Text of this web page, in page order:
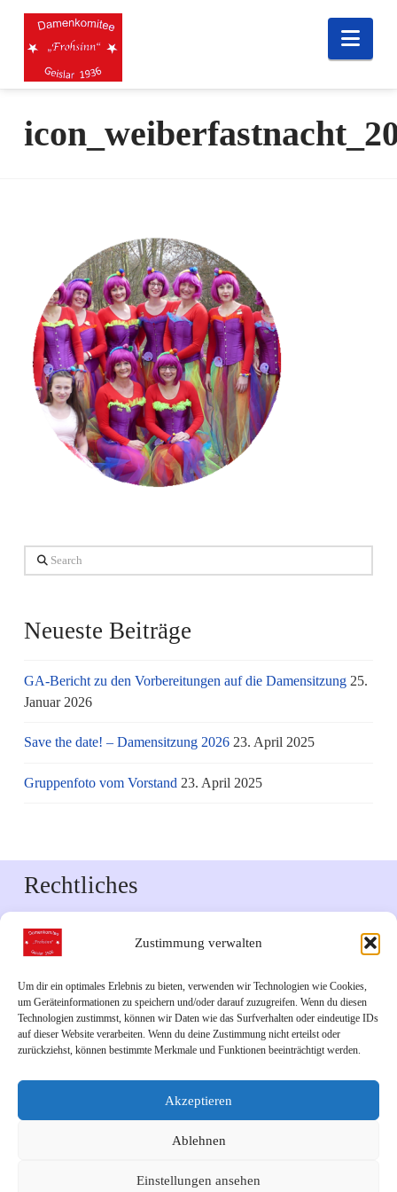
Zustimmung verwalten
Um dir ein optimales Erlebnis zu bieten, verwenden wir Technologien wie Cookies,
um Geräteinformationen zu speichern und/oder darauf zuzugreifen. Wenn du diesen
Technologien zustimmst, können wir Daten wie das Surfverhalten oder eindeutige IDs
auf dieser Website verarbeiten. Wenn du deine Zustimmung nicht erteilst oder
zurückziehst, können bestimmte Merkmale und Funktionen beeinträchtigt werden.
Akzeptieren
Ablehnen
Einstellungen ansehen
Search
Neueste Beiträge
GA-Bericht zu den Vorbereitungen auf die Damensitzung 25.
Januar 2026
Save the date! – Damensitzung 2026 23. April 2025
Gruppenfoto vom Vorstand 23. April 2025
Rechtliches
Impressum
Datenschutzerklärung
Downloads
Veranstaltungskalender 2026
Links